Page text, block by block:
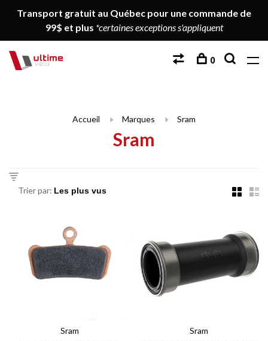
Transport gratuit au Québec pour une commande de
99$ et plus *certaines exceptions s'appliquent
0
Accueil Marques Sram
Sram
Trier par:
Sram Sram